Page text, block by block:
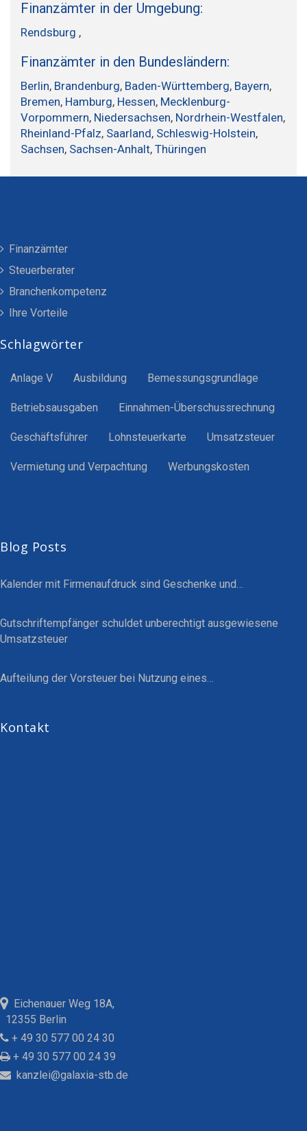
Finanzämter in der Umgebung:
Rendsburg ,
Finanzämter in den Bundesländern:
Berlin, Brandenburg, Baden-Württemberg, Bayern,
Bremen, Hamburg, Hessen, Mecklenburg-
Vorpommern, Niedersachsen, Nordrhein-Westfalen,
Rheinland-Pfalz, Saarland, Schleswig-Holstein,
Sachsen, Sachsen-Anhalt, Thüringen
Finanzämter
Steuerberater
Branchenkompetenz
Ihre Vorteile
Schlagwörter
Anlage V Ausbildung Bemessungsgrundlage
Betriebsausgaben Einnahmen-Überschussrechnung
Geschäftsführer Lohnsteuerkarte Umsatzsteuer
Vermietung und Verpachtung Werbungskosten
Blog Posts
Kalender mit Firmenaufdruck sind Geschenke und…
Gutschriftempfänger schuldet unberechtigt ausgewiesene
Umsatzsteuer
Aufteilung der Vorsteuer bei Nutzung eines…
Kontakt
Eichenauer Weg 18A,
12355 Berlin
+ 49 30 577 00 24 30
+ 49 30 577 00 24 39
kanzlei@galaxia-stb.de